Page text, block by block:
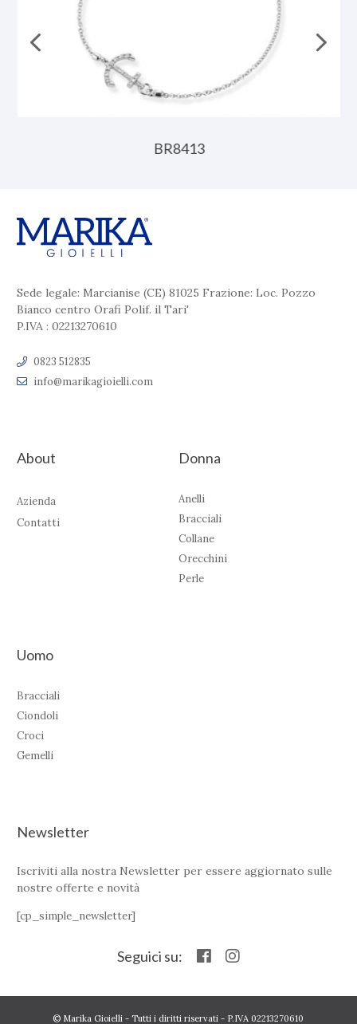
BR8413
Sede legale: Marcianise (CE) 81025 Frazione: Loc. Pozzo
Bianco centro Orafi Polif. il Tari'
P.IVA : 02213270610
0823 512835
info@marikagioielli.com
About
Azienda
Contatti
Donna
Anelli
Bracciali
Collane
Orecchini
Perle
Uomo
Bracciali
Ciondoli
Croci
Gemelli
Newsletter
Iscriviti alla nostra Newsletter per essere aggiornato sulle
nostre offerte e novità
[cp_simple_newsletter]
Seguici su:
© Marika Gioielli - Tutti i diritti riservati - P.IVA 02213270610